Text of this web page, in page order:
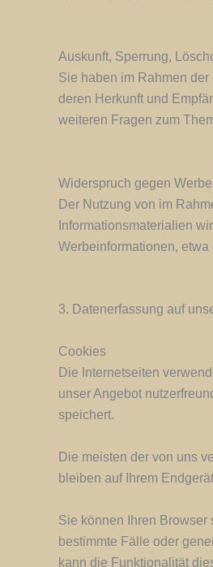
Auskunft, Sperrung,
Sie haben im Rahmen
deren Herkunft und
weiteren Fragen zum
Widerspruch gegen
Der Nutzung von im
Informationsmaterialien
Werbeinformationen,
3. Datenerfassung auf
Cookies
Die Internetseiten
unser Angebot
speichert.
Die meisten der von uns
bleiben auf Ihrem
Sie können Ihren
bestimmte Fälle oder
kann die Funktionalität